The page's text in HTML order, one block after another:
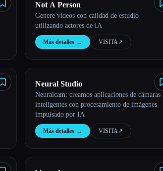
Not A Person
Genere videos con calidad de estudio
utilizando actores de IA
Más detalles → VISITA↗︎
Neural Studio
Neuralcam: creamos aplicaciones de cámaras
inteligentes con procesamiento de imágenes
impulsado por IA
Más detalles → VISITA↗︎